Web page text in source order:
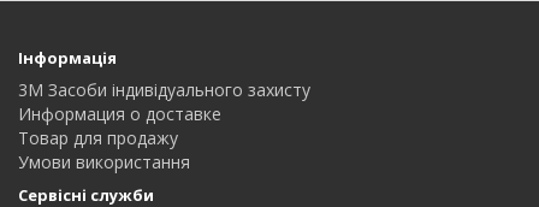
Інформація
3M Засоби індивідуального захисту
Информация о доставке
Товар для продажу
Умови використання
Сервісні служби